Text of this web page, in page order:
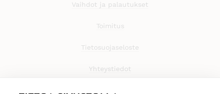
Vaihdot ja palautukset
Toimitus
Tietosuojaseloste
Yhteystiedot